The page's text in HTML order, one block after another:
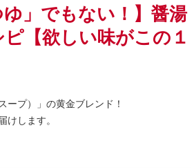
ゆ」でもない！】醤湯
【欲しい味がこの１
プ）」の黄金ブレンド！
します。